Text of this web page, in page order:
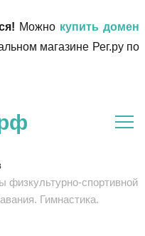
Можно купить домен
магазине Рег.ру по
физкультурно-спортивной
Гимнастика.